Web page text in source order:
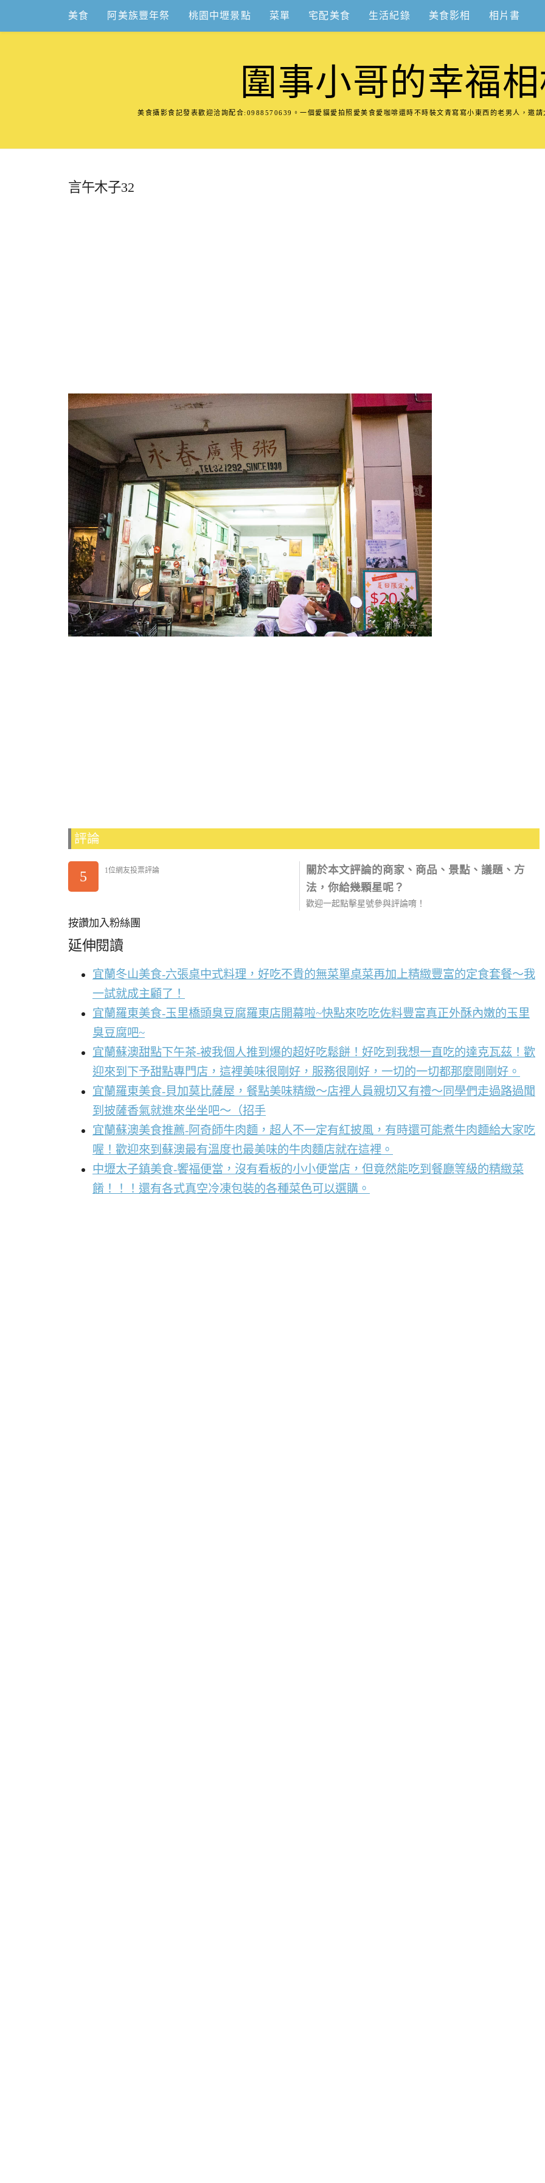
content
美食 阿美族豐年祭 桃園中壢景點 菜單 宅配美食 生活紀錄 美食影相 相片書
圍事小哥的幸福
美食攝影食記發表歡迎洽詢配合:0988570639。一個愛貓愛拍照愛美食愛咖啡還時不時裝文青寫寫小東西的老男人，邀
言午木子32
評論
5 1位網友投票評論
關於本文評論的商家、商品、景點、議題、方
法，你給幾顆星呢？
歡迎一起點擊星號參與評論唷！
按讚加入粉絲團
延伸閱讀
宜蘭冬山美食-六張桌中式料理，好吃不貴的無菜單桌菜再加上精緻豐富的定食套餐～我
一試就成主顧了！
宜蘭羅東美食-玉里橋頭臭豆腐羅東店開幕啦~快點來吃吃佐料豐富真正外酥內嫩的玉里
臭豆腐吧~
宜蘭蘇澳甜點下午茶-被我個人推到爆的超好吃鬆餅！好吃到我想一直吃的達克瓦茲！歡
迎來到下予甜點專門店，這裡美味很剛好，服務很剛好，一切的一切都那麼剛剛好。
宜蘭羅東美食-貝加莫比薩屋，餐點美味精緻～店裡人員親切又有禮～同學們走過路過聞
到披薩香氣就進來坐坐吧～（招手
宜蘭蘇澳美食推薦-阿奇師牛肉麵，超人不一定有紅披風，有時還可能煮牛肉麵給大家吃
喔！歡迎來到蘇澳最有溫度也最美味的牛肉麵店就在這裡。
中壢太子鎮美食-饗福便當，沒有看板的小小便當店，但竟然能吃到餐廳等級的精緻菜
餚！！！還有各式真空冷凍包裝的各種菜色可以選購。